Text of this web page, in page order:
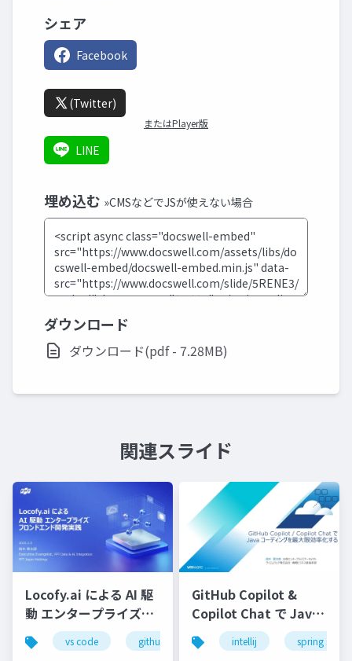
シェア
Facebook
(Twitter)
またはPlayer版
LINE
埋め込む »CMSなどでJSが使えない場合
ダウンロード
ダウンロード(pdf - 7.28MB)
関連スライド
Locofy.ai による AI 駆
動 エンタープライズフ
ロンドエンド開発実践-
s
vs code github copilot gemini locofy.ai
GitHub Copilot &
Copilot Chat で Java
コーディングを最大限
効率化する-配布用
intellij spring starter